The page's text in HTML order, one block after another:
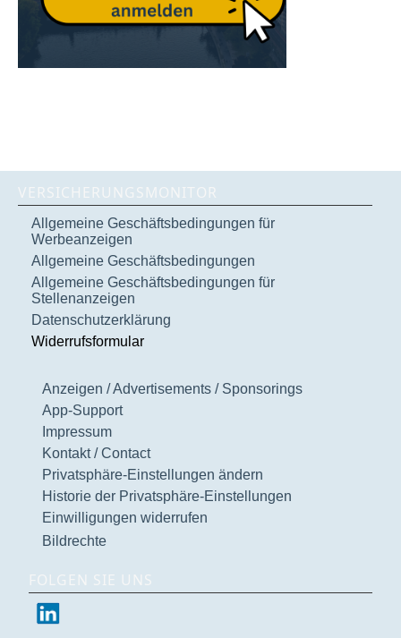
VERSICHERUNGSMONITOR
Allgemeine Geschäftsbedingungen für
Werbeanzeigen
Allgemeine Geschäftsbedingungen
Allgemeine Geschäftsbedingungen für
Stellenanzeigen
Datenschutzerklärung
Widerrufsformular
Anzeigen / Advertisements / Sponsorings
App-Support
Impressum
Kontakt / Contact
Privatsphäre-Einstellungen ändern
Historie der Privatsphäre-Einstellungen
Einwilligungen widerrufen
Bildrechte
FOLGEN SIE UNS